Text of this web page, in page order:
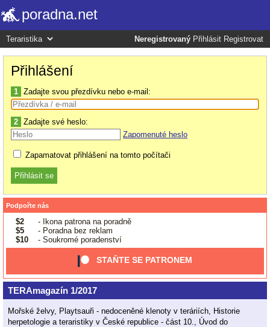
poradna.net
Neregistrovaný Přihlásit Registrovat
Přihlášení
1 Zadajte svou přezdívku nebo e-mail:
2 Zadajte své heslo:
Zapomenuté heslo
Zapamatovat přihlášení na tomto počítači
Podpořte nás
$2
- Ikona patrona na poradně
$5
- Poradna bez reklam
$10
- Soukromé poradenství
STAŇTE SE PATRONEM
TERAmagazín 1/2017
Mořské želvy, Playtsauři - nedoceněné klenoty v teráriích, Historie
herpetologie a teraristiky v České republice - část 10., Úvod do